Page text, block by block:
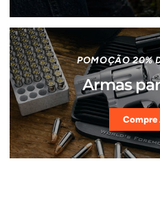
POMOÇÃO 20%
Armas
Compre